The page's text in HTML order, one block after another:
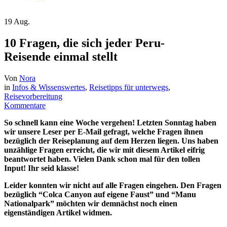
19 Aug.
10 Fragen, die sich jeder Peru-
Reisende einmal stellt
Von Nora
in Infos & Wissenswertes, Reisetipps für unterwegs,
Reisevorbereitung
Kommentare
So schnell kann eine Woche vergehen! Letzten Sonntag haben
wir unsere Leser per E-Mail gefragt, welche Fragen ihnen
bezüglich der Reiseplanung auf dem Herzen liegen. Uns haben
unzählige Fragen erreicht, die wir mit diesem Artikel eifrig
beantwortet haben. Vielen Dank schon mal für den tollen
Input! Ihr seid klasse!
Leider konnten wir nicht auf alle Fragen eingehen. Den Fragen
bezüglich “Colca Canyon auf eigene Faust” und “Manu
Nationalpark” möchten wir demnächst noch einen
eigenständigen Artikel widmen.